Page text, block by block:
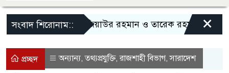
সংবাদ শিরোনাম::জিয়াউর রহমান ও তারেক রহমানকে নিয়ে
×
প্রচ্ছদ অন্যান্য,তথ্যপ্রযুক্তি,রাজশাহী বিভাগ,সারাদেশ